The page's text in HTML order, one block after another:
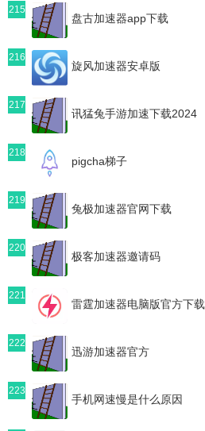
215
盘古加速器app下载
216
旋风加速器安卓版
217
讯猛兔手游加速下载2024
218
pigcha梯子
219
兔极加速器官网下载
220
极客加速器邀请码
221
雷霆加速器电脑版官方下载
222
迅游加速器官方
223
手机网速慢是什么原因